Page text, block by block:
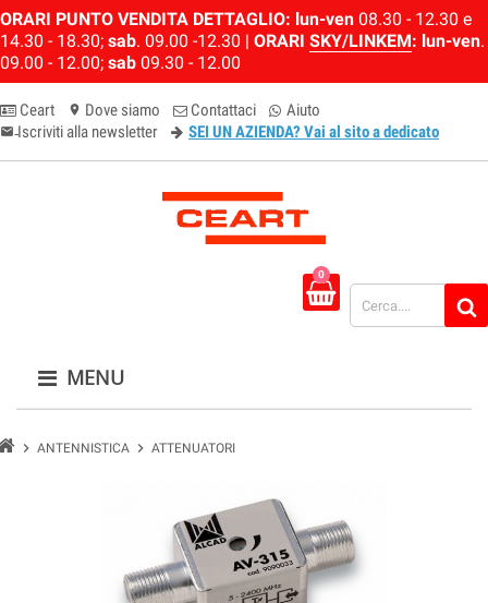
ORARI PUNTO VENDITA DETTAGLIO: lun-ven 08.30 - 12.30 e
14.30 - 18.30; sab. 09.00 -12.30 | ORARI SKY/LINKEM: lun-ven.
09.00 - 12.00; sab 09.30 - 12.00
Ceart location_on Dove siamo Contattaci Aiuto
email-newsletter
Iscriviti alla newsletter SEI UN AZIENDA? Vai al sito a dedicato
0
MENU
chevron_right ANTENNISTICA chevron_right ATTENUATORI